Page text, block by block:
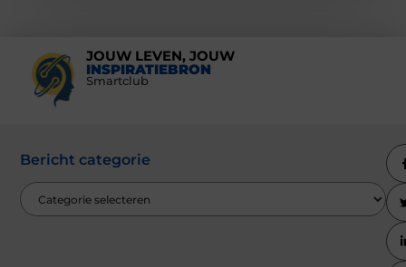
JOUW LEVEN, JOUW
INSPIRATIEBRON
Smartclub
Bericht categorie